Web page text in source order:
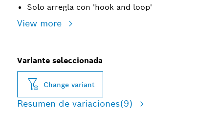
Solo arregla con 'hook and loop'
View more
Variante seleccionada
Change variant
Resumen de variaciones(9)